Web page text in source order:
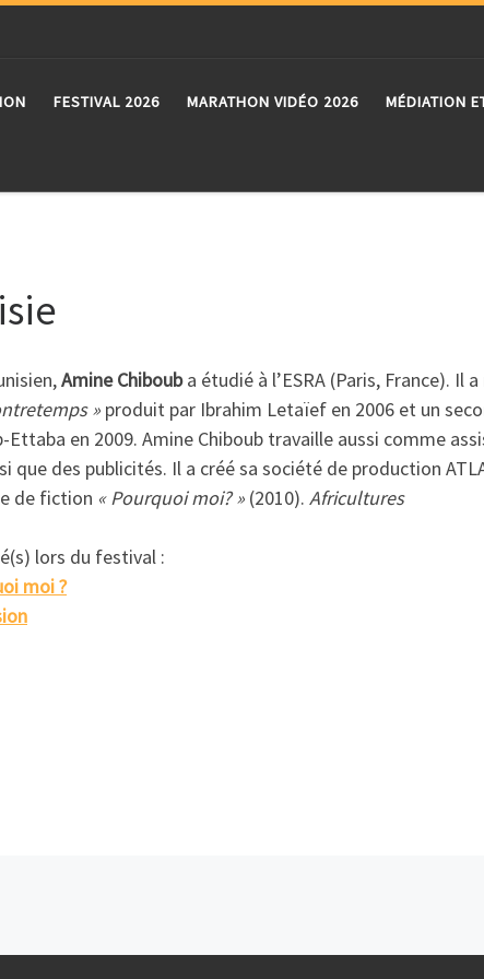
FESTIVAL 2026 MARATHON VIDÉO 2026 MÉDIATION
Amine Chibouba étudié à l’ESRA (Paris, France). Il
» produit par Ibrahim Letaïef en 2006 et un
Ettaba en 2009. Amine Chiboub travaille aussi comme
que des publicités. Il a créé sa société de production
de fiction « Pourquoi moi? » (2010). Africultures
lors du festival :
moi ?